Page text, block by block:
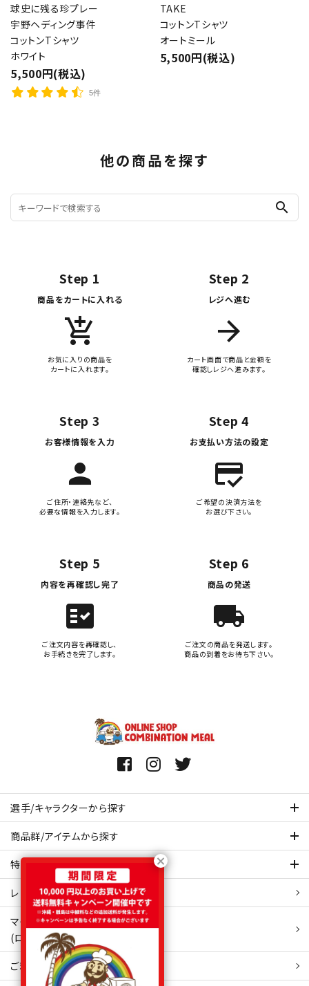
球史に残る珍プレー
宇野ヘディング事件
コットンTシャツ
ホワイト
5,500円(税込)
5件
TAKE
コットンTシャツ
オートミール
5,500円(税込)
他の商品を探す
search
Step 1
商品をカートに入れる
add_shopping_cart
お気に入りの商品を
カートに入れます。
Step 2
レジへ進む
arrow_forward
カート画面で商品と金額を
確認しレジへ進みます。
Step 3
お客様情報を入力
person
ご住所・連絡先など、
必要な情報を入力します。
Step 4
お支払い方法の設定
credit_score
ご希望の決済方法を
お選び下さい。
Step 5
内容を再確認し完了
fact_check
ご注文内容を再確認し、
お手続きを完了します。
Step 6
商品の発送
local_shipping
ご注文の商品を発送します。
商品の到着をお待ち下さい。
選手/キャラクターから探す
商品群/アイテムから探す
特集ページを見てみる
レビュー・口コミ 一覧ページ
マイアカウント
(ログイン/新規会員登録)
ご利用ガイド